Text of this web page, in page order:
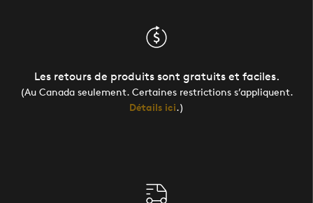
Les retours de produits sont gratuits et faciles.
(Au Canada seulement. Certaines restrictions s’appliquent.
Détails ici.)